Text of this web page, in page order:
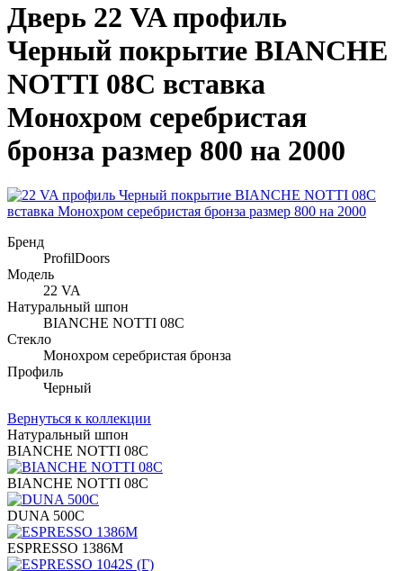
Дверь 22 VA профиль
Черный покрытие BIANCHE
NOTTI 08C вставка
Монохром серебристая
бронза размер 800 на 2000
Бренд
ProfilDoors
Модель
22 VA
Натуральный шпон
BIANCHE NOTTI 08C
Стекло
Монохром серебристая бронза
Профиль
Черный
Вернуться к коллекции
Натуральный шпон
BIANCHE NOTTI 08C
BIANCHE NOTTI 08C
DUNA 500C
ESPRESSO 1386M